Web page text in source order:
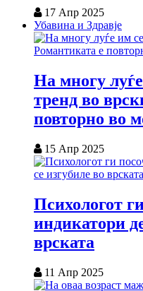
17 Апр 2025
Убавина и Здравје
На многу
тренд во
повторно во
15 Апр 2025
Психологот
индикатори
врската
11 Апр 2025